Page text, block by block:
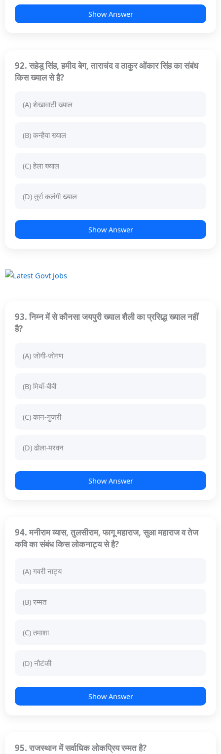
Show Answer
92. सहेडू सिंह, हमीद बेग, ताराचंद व ठाकुर ओंकार सिंह का संबंध
किस ख्याल से है?
(A) शेखावाटी ख्याल
(B) कन्हैया ख्याल
(C) हेला ख्याल
(D) तुर्रा कलंगी ख्याल
Show Answer
93. निम्न में से कौनसा जयपुरी ख्याल शैली का प्रसिद्ध ख्याल नहीं
है?
(A) जोगी-जोगण
(B) मियाँ-बीबी
(C) कान-गुजरी
(D) ढोला-मरवन
Show Answer
94. मनीराम व्यास, तुलसीराम, फागू महाराज, सुआ महाराज व तेज
कवि का संबंध किस लोकनाट्य से है?
(A) गवरी नाट्य
(B) रम्मत
(C) तमाशा
(D) नौटंकी
Show Answer
95. राजस्थान में सर्वाधिक लोकप्रिय रम्मत है?